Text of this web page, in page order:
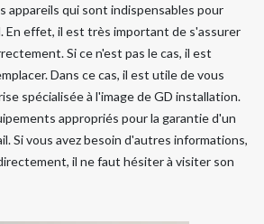
appareils qui sont indispensables pour
En effet, il est très important de s'assurer
Si ce n'est pas le cas, il est
Dans ce cas, il est utile de vous
spécialisée à l'image de GD installation.
appropriés pour la garantie d'un
Si vous avez besoin d'autres informations,
il ne faut hésiter à visiter son